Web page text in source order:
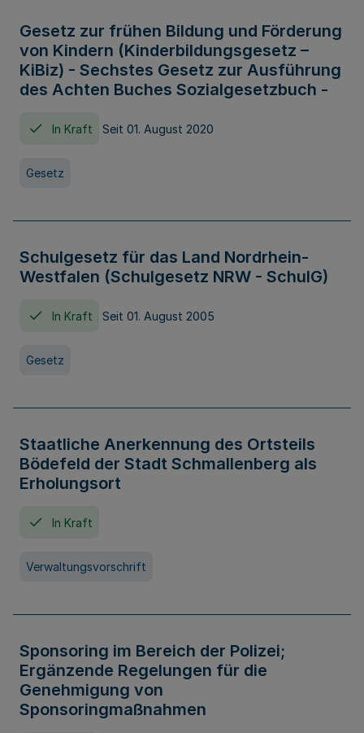
Gesetz zur frühen Bildung und Förderung
von Kindern (Kinderbildungsgesetz –
KiBiz) - Sechstes Gesetz zur Ausführung
des Achten Buches Sozialgesetzbuch -
In Kraft Seit 01. August 2020
Gesetz
Schulgesetz für das Land Nordrhein-
Westfalen (Schulgesetz NRW - SchulG)
In Kraft Seit 01. August 2005
Gesetz
Staatliche Anerkennung des Ortsteils
Bödefeld der Stadt Schmallenberg als
Erholungsort
In Kraft
Verwaltungsvorschrift
Sponsoring im Bereich der Polizei;
Ergänzende Regelungen für die
Genehmigung von
Sponsoringmaßnahmen